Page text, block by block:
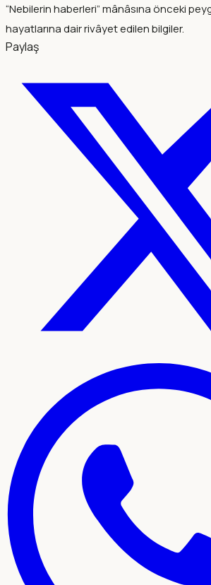
“Nebilerin haberleri” mânâsına önceki
hayatlarına dair rivâyet edilen bilgiler.
Paylaş